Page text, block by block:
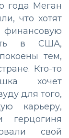
года Меган
что хотят
в США,
тем,
Кто-то
хочет
для того,
карьеру,
свой